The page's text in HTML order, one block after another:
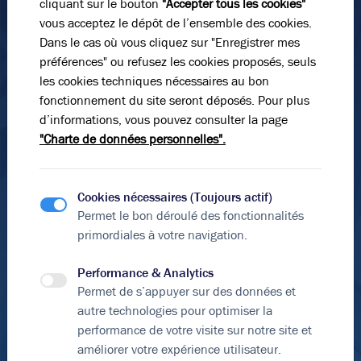
3 000 m²divisibles à partir de30 m²
Nous consulter
Soyez alerté quand de nouvelles annonces sont
disponibles pour votre recherche !
Découvrir les offres hors catalogue
Voici les secteurs à proximité directe qui
pourraient vous intéresser :
En soumettant ce formulaire, j'accepte que les
découler.
cliquant sur le bouton "Accepter tous les cookies"
vous acceptez le dépôt de l’ensemble des cookies.
Dans le cas où vous cliquez sur "Enregistrer mes
préférences" ou refusez les cookies proposés, seuls
les cookies techniques nécessaires au bon
fonctionnement du site seront déposés. Pour plus
d’informations, vous pouvez consulter la page
"Charte de données personnelles".
Cookies nécessaires (Toujours actif)
Permet le bon déroulé des fonctionnalités
primordiales à votre navigation.
Performance & Analytics
Permet de s’appuyer sur des données et
autre technologies pour optimiser la
performance de votre visite sur notre site et
améliorer votre expérience utilisateur.